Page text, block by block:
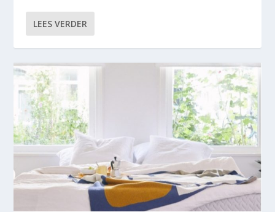
LEES VERDER